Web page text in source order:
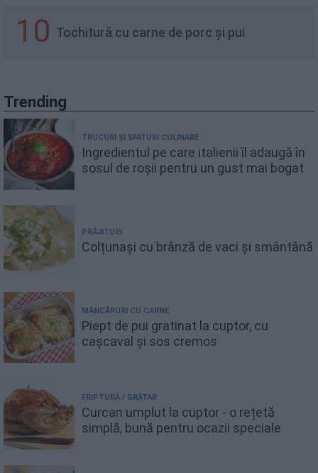
10 Tochitură cu carne de porc și pui
Trending
TRUCURI ȘI SFATURI CULINARE
Ingredientul pe care italienii îl adaugă în
sosul de roșii pentru un gust mai bogat
PRĂJITURI
Colțunași cu brânză de vaci și smântână
MÂNCĂRURI CU CARNE
Piept de pui gratinat la cuptor, cu
cașcaval și sos cremos
FRIPTURĂ / GRĂTAR
Curcan umplut la cuptor - o rețetă
simplă, bună pentru ocazii speciale